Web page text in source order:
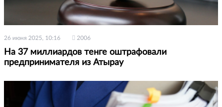
26 июня 2025, 10:16 2006
На 37 миллиардов тенге оштрафовали
предпринимателя из Атырау